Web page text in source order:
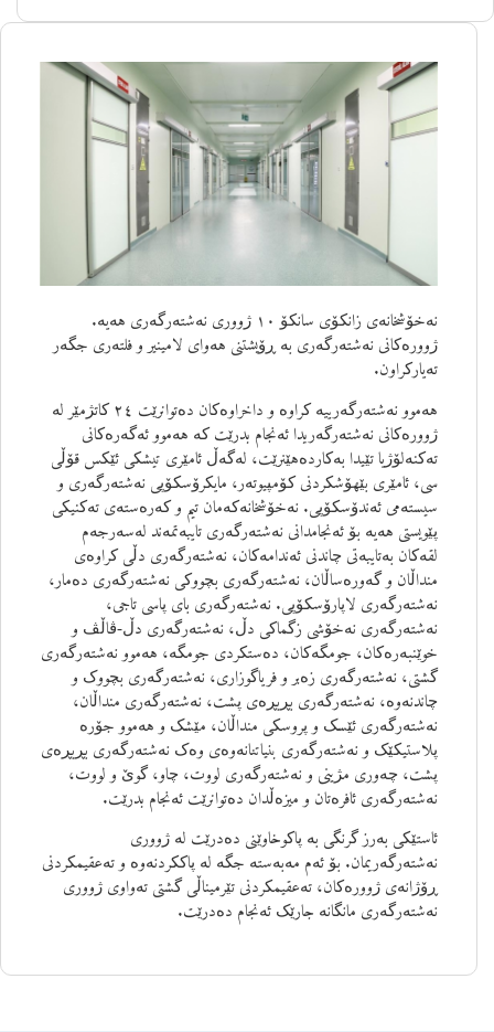
نەخۆشخانەی زانکۆی سانکۆ ١٠ ژووری نەشتەرگەری هەیە.
ژوورەکانی نەشتەرگەری بە ڕۆیشتنی هەوای لامینیر و فلتەری جگەر
تەیارکراون.
هەموو نەشتەرگەرییە کراوە و داخراوەکان دەتوانرێت ٢٤ کاتژمێر لە
ژوورەکانی نەشتەرگەریدا ئەنجام بدرێت کە هەموو ئەگەرەکانی
تەکنەلۆژیا تێیدا بەکاردەهێنرێت، لەگەڵ ئامێری تیشکی ئێکس قۆڵی
سی، ئامێری بێهۆشکردنی کۆمپیوتەر، مایکرۆسکۆپی نەشتەرگەری و
سیستەمی ئەندۆسکۆپی. نەخۆشخانەکەمان تیم و کەرەستەی تەکنیکی
پێویستی هەیە بۆ ئەنجامدانی نەشتەرگەری تایبەتمەند لەسەرجەم
لقەکان بەتایبەتی چاندنی ئەندامەکان، نەشتەرگەری دڵی کراوەی
منداڵان و گەورەساڵان، نەشتەرگەری بچووکی نەشتەرگەری دەمار،
نەشتەرگەری لاپارۆسکۆپی. نەشتەرگەری بای پاسی تاجی،
نەشتەرگەری نەخۆشی زگماکی دڵ، نەشتەرگەری دڵ-ڤاڵڤ و
خوێنبەرەکان، جومگەکان، دەستکردی جومگە، هەموو نەشتەرگەری
گشتی، نەشتەرگەری زەبر و فریاگوزاری، نەشتەرگەری بچووک و
چاندنەوە، نەشتەرگەری بڕبڕەی پشت، نەشتەرگەری منداڵان،
نەشتەرگەری ئێسک و پروسکی منداڵان، مێشک و هەموو جۆرە
پلاستیکێک و نەشتەرگەری بنیاتنانەوەی وەک نەشتەرگەری بڕبڕەی
پشت، چەوری مژینی و نەشتەرگەری لووت، چاو، گوێ و لووت،
نەشتەرگەری ئافرەتان و میزەڵدان دەتوانرێت ئەنجام بدرێت.
ئاستێکی بەرز گرنگی بە پاکوخاوێنی دەدرێت لە ژووری
نەشتەرگەریمان. بۆ ئەم مەبەستە جگە لە پاککردنەوە و تەعقیمکردنی
ڕۆژانەی ژوورەکان، تەعقیمکردنی تێرمیناڵی گشتی تەواوی ژووری
نەشتەرگەری مانگانە جارێک ئەنجام دەدرێت.